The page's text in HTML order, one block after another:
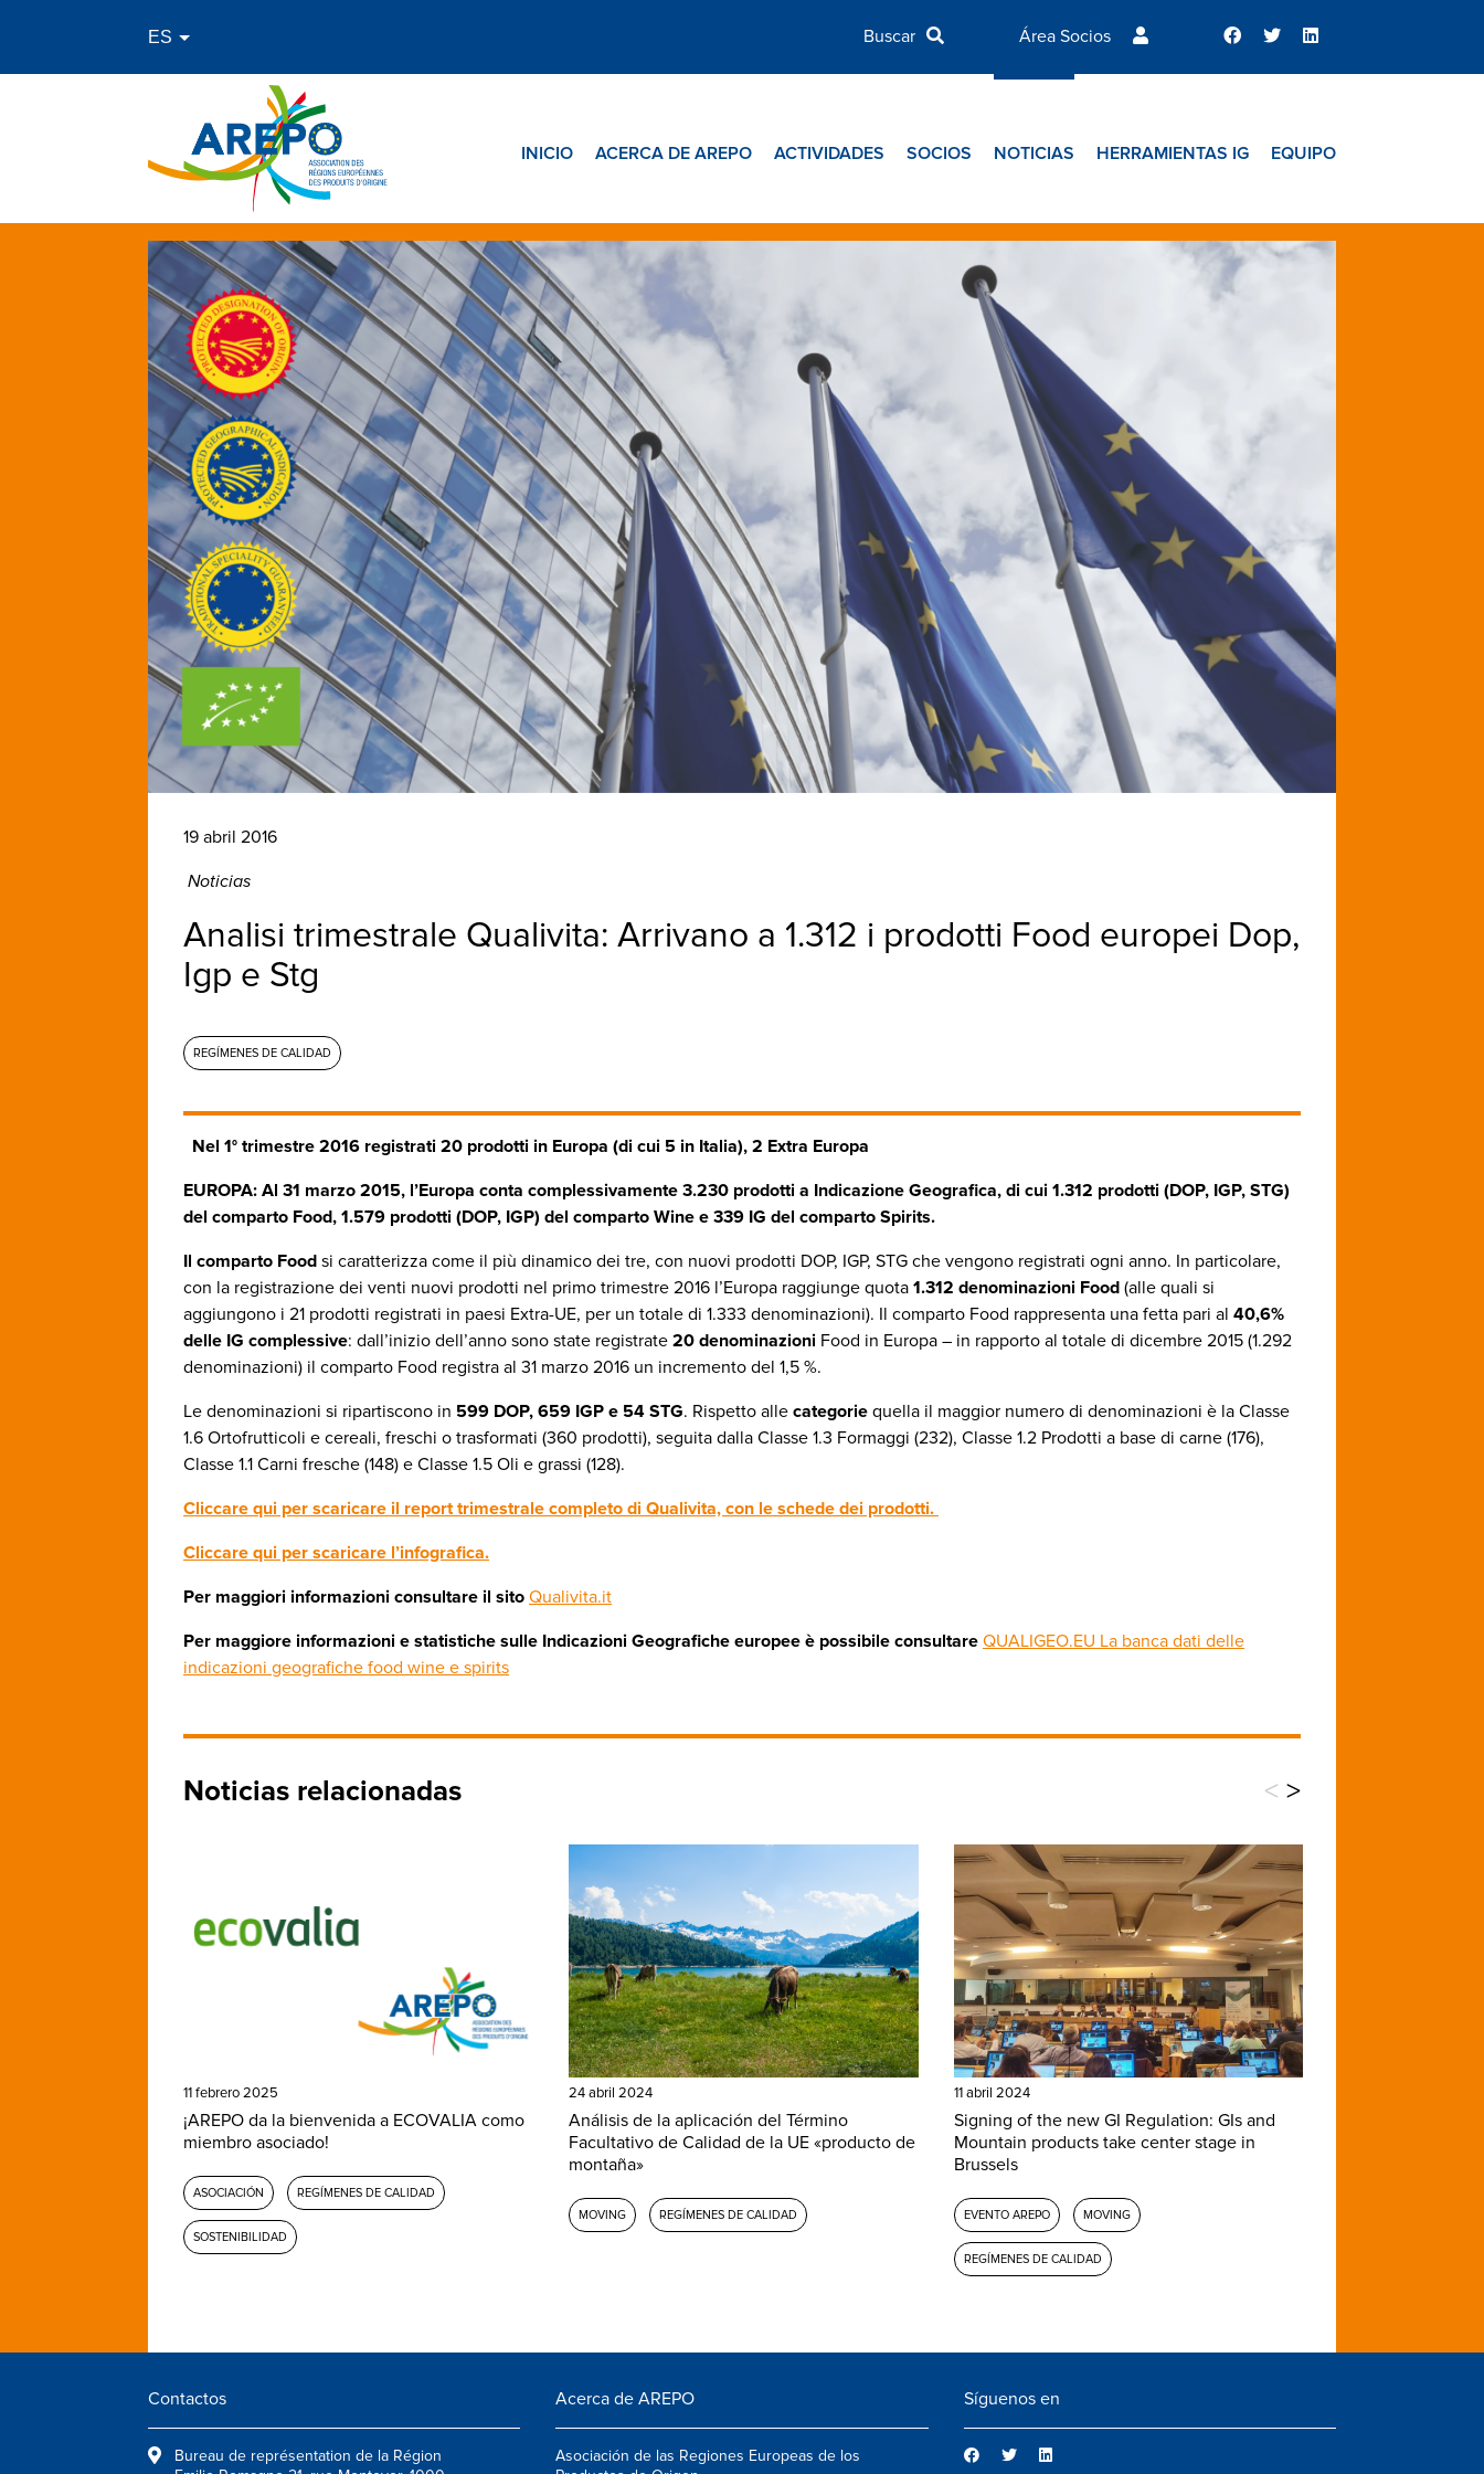
Área Socios
INICIO ACERCA DE AREPO ACTIVIDADES SOCIOS NOTICIAS HERRAMIENTAS IG EQUIPO
19 abril 2016
Noticias
Analisi trimestrale Qualivita: Arrivano a 1.312 i prodotti Food europei Dop,
Igp e Stg
REGÍMENES DE CALIDAD
Nel 1° trimestre 2016 registrati 20 prodotti in Europa (di cui 5 in Italia), 2 Extra Europa
EUROPA: Al 31 marzo 2015, l’Europa conta complessivamente 3.230 prodotti a Indicazione Geografica, di cui 1.312 prodotti (DOP, IGP, STG)
del comparto Food, 1.579 prodotti (DOP, IGP) del comparto Wine e 339 IG del comparto Spirits.
Il comparto Food si caratterizza come il più dinamico dei tre, con nuovi prodotti DOP, IGP, STG che vengono registrati ogni anno. In particolare,
con la registrazione dei venti nuovi prodotti nel primo trimestre 2016 l’Europa raggiunge quota 1.312 denominazioni Food (alle quali si
aggiungono i 21 prodotti registrati in paesi Extra-UE, per un totale di 1.333 denominazioni). Il comparto Food rappresenta una fetta pari al 40,6%
delle IG complessive: dall’inizio dell’anno sono state registrate 20 denominazioni Food in Europa – in rapporto al totale di dicembre 2015 (1.292
denominazioni) il comparto Food registra al 31 marzo 2016 un incremento del 1,5 %.
Le denominazioni si ripartiscono in 599 DOP, 659 IGP e 54 STG. Rispetto alle categorie quella il maggior numero di denominazioni è la Classe
1.6 Ortofrutticoli e cereali, freschi o trasformati (360 prodotti), seguita dalla Classe 1.3 Formaggi (232), Classe 1.2 Prodotti a base di carne (176),
Classe 1.1 Carni fresche (148) e Classe 1.5 Oli e grassi (128).
Cliccare qui per scaricare il report trimestrale completo di Qualivita, con le schede dei prodotti.
Cliccare qui per scaricare l’infografica.
Per maggiori informazioni consultare il sito Qualivita.it
Per maggiore informazioni e statistiche sulle Indicazioni Geografiche europee è possibile consultare QUALIGEO.EU La banca dati delle
indicazioni geografiche food wine e spirits
Noticias relacionadas < >
11 febrero 2025
¡AREPO da la bienvenida a ECOVALIA como
miembro asociado!
ASOCIACIÓN REGÍMENES DE CALIDAD
SOSTENIBILIDAD
24 abril 2024
Análisis de la aplicación del Término
Facultativo de Calidad de la UE «producto de
montaña»
MOVING REGÍMENES DE CALIDAD
11 abril 2024
Signing of the new GI Regulation: GIs and
Mountain products take center stage in
Brussels
EVENTO AREPO MOVING
REGÍMENES DE CALIDAD
Contactos
Bureau de représentation de la Région
Acerca de AREPO
Asociación de las Regiones Europeas de los
Síguenos en